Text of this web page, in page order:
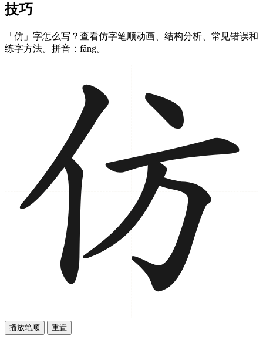
技巧
「仿」字怎么写？查看仿字笔顺动画、结构分析、常见错误和
练字方法。拼音：fǎng。
播放笔顺 重置